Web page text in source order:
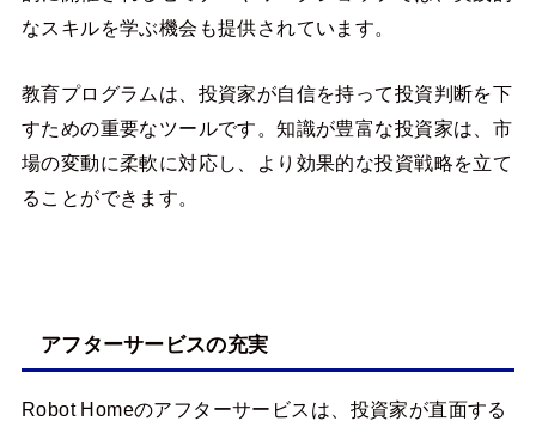
なスキルを学ぶ機会も提供されています。
教育プログラムは、投資家が自信を持って投資判断を下
すための重要なツールです。知識が豊富な投資家は、市
場の変動に柔軟に対応し、より効果的な投資戦略を立て
ることができます。
アフターサービスの充実
Robot Homeのアフターサービスは、投資家が直面する